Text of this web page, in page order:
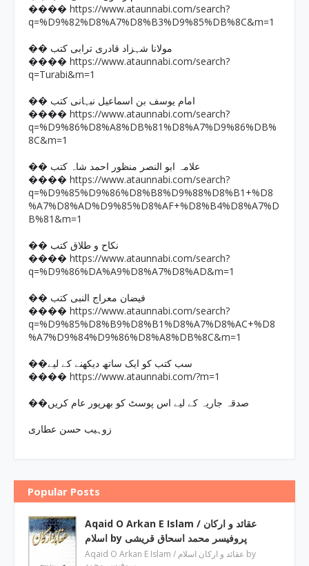
���� https://www.ataunnabi.com/search?
q=%D9%82%D8%A7%D8%B3%D9%85%DB%8C&m=1
�� مولانا شہزاد قادری ترابی کتب
���� https://www.ataunnabi.com/search?
q=Turabi&m=1
�� امام یوسف بن اسماعیل نبہانی کتب
���� https://www.ataunnabi.com/search?
q=%D9%86%D8%A8%DB%81%D8%A7%D9%86%DB%
8C&m=1
�� علامہ ابو النصر منظور احمد شاہ کتب
���� https://www.ataunnabi.com/search?
q=%D9%85%D9%86%D8%B8%D9%88%D8%B1+%D8
%A7%D8%AD%D9%85%D8%AF+%D8%B4%D8%A7%D
B%81&m=1
�� نکاح و طلاق کتب
���� https://www.ataunnabi.com/search?
q=%D9%86%DA%A9%D8%A7%D8%AD&m=1
�� فیضان معراج النبی کتب
���� https://www.ataunnabi.com/search?
q=%D9%85%D8%B9%D8%B1%D8%A7%D8%AC+%D8
%A7%D9%84%D9%86%D8%A8%DB%8C&m=1
��سب کتب کو ایک ساتھ دیکھنے کے لیے
���� https://www.ataunnabi.com/?m=1
��صدقہ جاریہ کے لیے اس پوسٹ کو بھرپور عام کریں
زوہیب حسن عطاری
Popular Posts
Aqaid O Arkan E Islam / عقائد و ارکان
اسلام by پروفیسر محمد اسحاق قریشی
Aqaid O Arkan E Islam / عقائد و ارکان اسلام by